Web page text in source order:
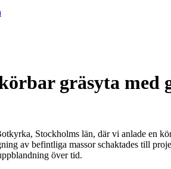
gräsyta med
Stockholms län, där vi anlade en
av befintliga massor schaktades till
över tid.